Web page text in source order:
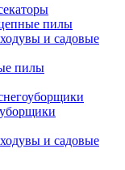
пилы
и садовые
пилы
и садовые